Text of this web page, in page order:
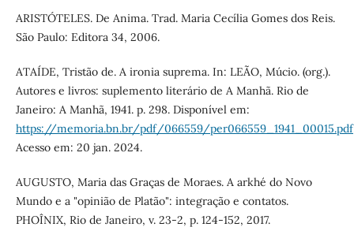
ARISTÓTELES. De Anima. Trad. Maria Cecília Gomes dos Reis.
São Paulo: Editora 34, 2006.
ATAÍDE, Tristão de. A ironia suprema. In: LEÃO, Múcio. (org.).
Autores e livros: suplemento literário de A Manhã. Rio de
Janeiro: A Manhã, 1941. p. 298. Disponível em:
https://memoria.bn.br/pdf/066559/per066559_1941_00015.pdf
Acesso em: 20 jan. 2024.
AUGUSTO, Maria das Graças de Moraes. A arkhé do Novo
Mundo e a "opinião de Platão": integração e contatos.
PHOÎNIX, Rio de Janeiro, v. 23-2, p. 124-152, 2017.